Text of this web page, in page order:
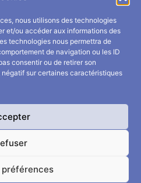
nous utilisons des technologies
et/ou accéder aux informations des
technologies nous permettra de
de navigation ou les ID
consentir ou de retirer son
sur certaines caractéristiques
préférences
agency
monde !
Ceci est votre premier article.
2025 Héloïse ®